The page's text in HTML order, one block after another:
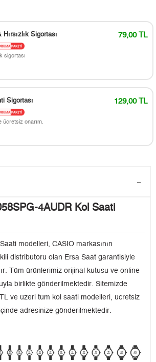
Sigortası 79,00 TL
sigortası
Sigortası 129,00 TL
ücretsiz onarım.
4AUDR Kol Saati
modelleri, CASIO markasının
distribütörü olan Ersa Saat garantisiyle
Tüm ürünlerimiz orijinal kutusu ve online
birlikte gönderilmektedir. Sitemizde
ve üzeri tüm kol saati modelleri, ücretsiz
adresinize gönderilmektedir.